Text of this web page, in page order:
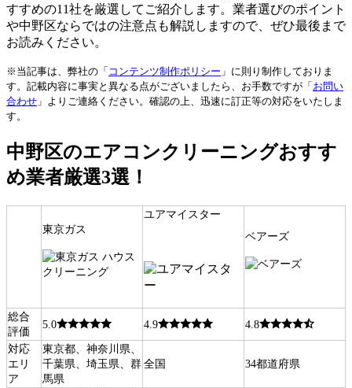
すすめの11社を厳選してご紹介します。業者選びのポイント
や中野区ならではの注意点も解説しますので、ぜひ最後まで
お読みください。
※当記事は、弊社の「 コンテンツ制作ポリシー 」に則り制作しておりま
す。記載内容に事実と異なる点がございましたら、お手数ですが「 お問い
合わせ 」よりご連絡ください。確認の上、迅速に訂正等の対応をいたしま
す。
中野区のエアコンクリーニングおすす
め業者厳選3選！
東京ガス
ユアマイスター
ベアーズ
総合
評価
5.0 4.9
4.8
対応
エリ
ア
東京都、神奈川県、
千葉県、埼玉県、群
馬県
全国 34都道府県